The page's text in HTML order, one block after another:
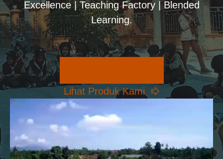
Excellence | Teaching Factory | Blended
Learning.
Lihat Produk Kami